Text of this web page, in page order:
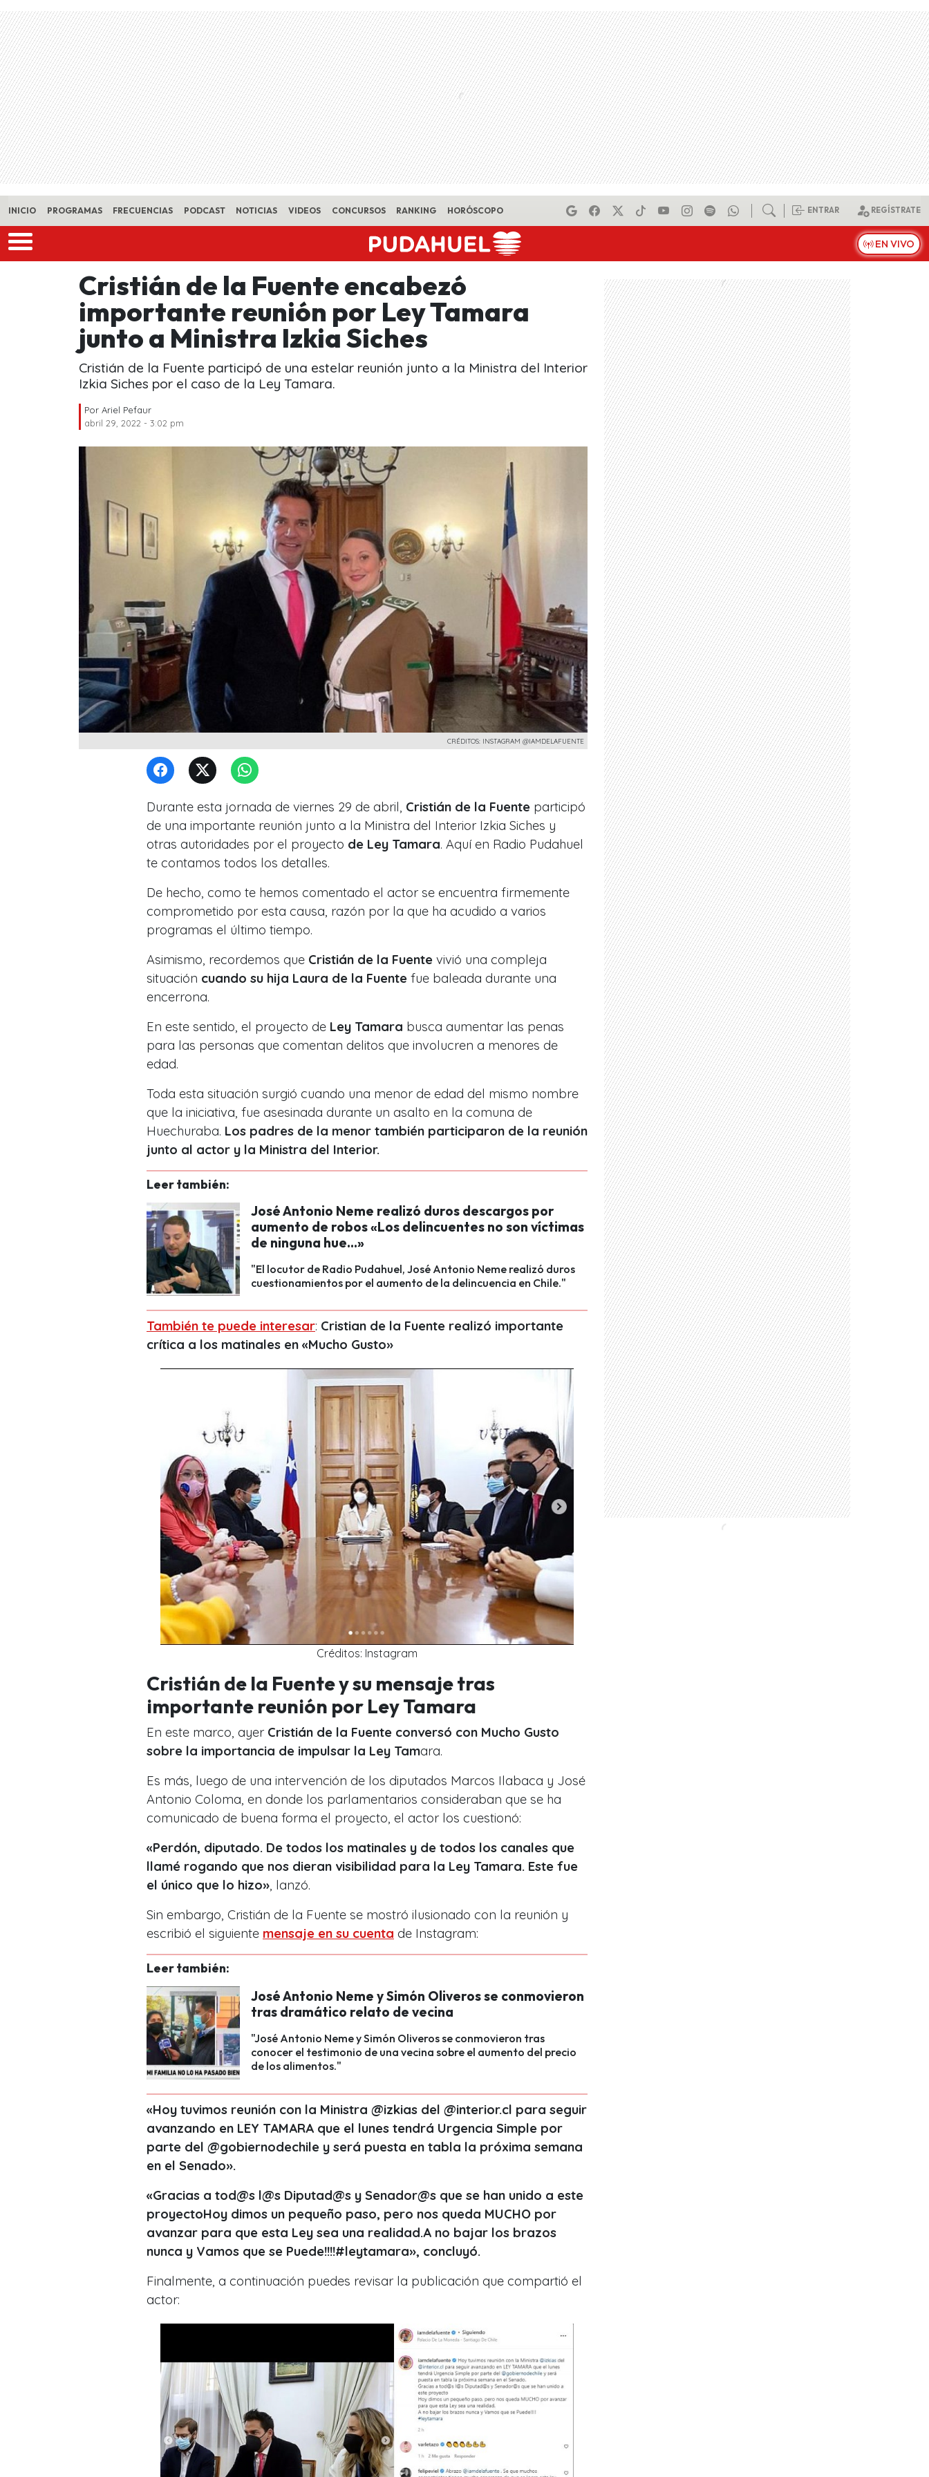
Skip to main content
INICIO PROGRAMAS FRECUENCIAS PODCAST NOTICIAS VIDEOS CONCURSOS RANKING HORÓSCOPO ENTRAR REGÍSTRATE
EN VIVO
Cristián de la Fuente encabezó
importante reunión por Ley Tamara
junto a Ministra Izkia Siches
Cristián de la Fuente participó de una estelar reunión junto a la Ministra del Interior
Izkia Siches por el caso de la Ley Tamara.
Por Ariel Pefaur
abril 29, 2022 - 3:02 pm
CRÉDITOS: INSTAGRAM @IAMDELAFUENTE
Durante esta jornada de viernes 29 de abril, Cristián de la Fuente participó
de una importante reunión junto a la Ministra del Interior Izkia Siches y
otras autoridades por el proyecto de Ley Tamara. Aquí en Radio Pudahuel
te contamos todos los detalles.
De hecho, como te hemos comentado el actor se encuentra firmemente
comprometido por esta causa, razón por la que ha acudido a varios
programas el último tiempo.
Asimismo, recordemos que Cristián de la Fuente vivió una compleja
situación cuando su hija Laura de la Fuente fue baleada durante una
encerrona.
En este sentido, el proyecto de Ley Tamara busca aumentar las penas
para las personas que comentan delitos que involucren a menores de
edad.
Toda esta situación surgió cuando una menor de edad del mismo nombre
que la iniciativa, fue asesinada durante un asalto en la comuna de
Huechuraba. Los padres de la menor también participaron de la reunión
junto al actor y la Ministra del Interior.
Leer también:
José Antonio Neme realizó duros descargos por
aumento de robos «Los delincuentes no son víctimas
de ninguna hue...»
"El locutor de Radio Pudahuel, José Antonio Neme realizó duros
cuestionamientos por el aumento de la delincuencia en Chile."
También te puede interesar: Cristian de la Fuente realizó importante
crítica a los matinales en «Mucho Gusto»
Créditos: Instagram
Cristián de la Fuente y su mensaje tras
importante reunión por Ley Tamara
En este marco, ayer Cristián de la Fuente conversó con Mucho Gusto
sobre la importancia de impulsar la Ley Tamara.
Es más, luego de una intervención de los diputados Marcos Ilabaca y José
Antonio Coloma, en donde los parlamentarios consideraban que se ha
comunicado de buena forma el proyecto, el actor los cuestionó:
«Perdón, diputado. De todos los matinales y de todos los canales que
llamé rogando que nos dieran visibilidad para la Ley Tamara. Este fue
el único que lo hizo», lanzó.
Sin embargo, Cristián de la Fuente se mostró ilusionado con la reunión y
escribió el siguiente mensaje en su cuenta de Instagram:
Leer también:
José Antonio Neme y Simón Oliveros se conmovieron
tras dramático relato de vecina
"José Antonio Neme y Simón Oliveros se conmovieron tras
conocer el testimonio de una vecina sobre el aumento del precio
de los alimentos."
«Hoy tuvimos reunión con la Ministra @izkias del @interior.cl para seguir
avanzando en LEY TAMARA que el lunes tendrá Urgencia Simple por
parte del @gobiernodechile y será puesta en tabla la próxima semana
en el Senado».
«Gracias a tod@s l@s Diputad@s y Senador@s que se han unido a este
proyectoHoy dimos un pequeño paso, pero nos queda MUCHO por
avanzar para que esta Ley sea una realidad.A no bajar los brazos
nunca y Vamos que se Puede!!!!#leytamara», concluyó.
Finalmente, a continuación puedes revisar la publicación que compartió el
actor: